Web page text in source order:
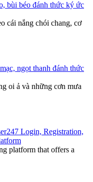
bùi béo đánh thức ký ức
cái nắng chói chang, cơ
ngọt thanh đánh thức
oi ả và những cơn mưa
Login, Registration,
platform that offers a